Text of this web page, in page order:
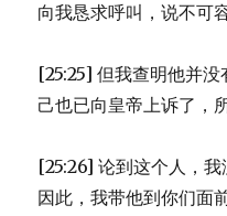
向我恳求呼叫，说不可
[25:25] 但我查明他并
己也已向皇帝上诉了，
[25:26] 论到这个人，我
因此，我带他到你们面